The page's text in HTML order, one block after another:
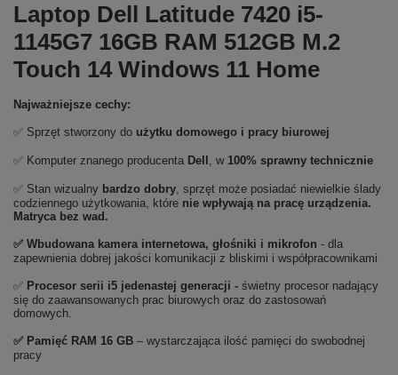
Laptop Dell Latitude 7420 i5-
1145G7 16GB RAM 512GB M.2
Touch 14 Windows 11 Home
Najważniejsze cechy:
✅ Sprzęt stworzony do użytku domowego i pracy biurowej
✅ Komputer znanego producenta Dell , w 100% sprawny technicznie
✅ Stan wizualny bardzo dobry, sprzęt może posiadać niewielkie ślady
codziennego użytkowania, które nie wpływają na pracę urządzenia.
Matryca bez wad.
✅ Wbudowana kamera internetowa, głośniki i mikrofon - dla
zapewnienia dobrej jakości komunikacji z bliskimi i współpracownikami
✅ Procesor serii i5 jedenastej generacji - świetny procesor nadający
się do zaawansowanych prac biurowych oraz do zastosowań
domowych.
✅ Pamięć RAM 16 GB – wystarczająca ilość pamięci do swobodnej
pracy